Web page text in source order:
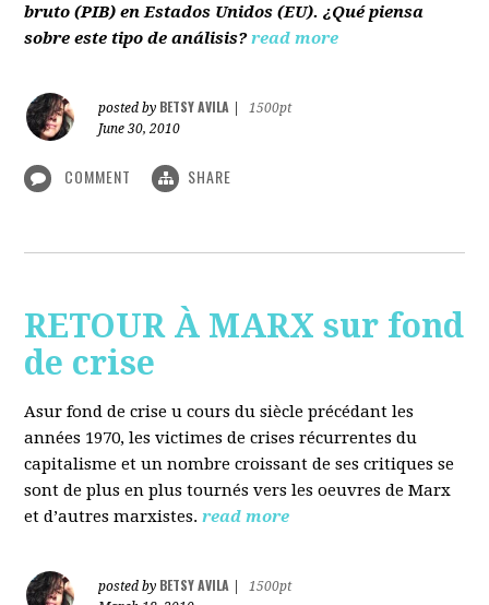
bruto(PIB)en Estados Unidos(EU). ¿Qué piensa
sobre este tipo de análisis? read more
posted by BETSY AVILA
1500pt
June 30, 2010
COMMENT SHARE
RETOUR À MARX sur fond
de crise
Asur fond de crise u cours du siècle précédant les
années 1970, les victimes de crises récurrentes du
capitalisme et un nombre croissant de ses critiques se
sont de plus en plus tournés vers les oeuvres de Marx
et d’autres marxistes. read more
posted by BETSY AVILA
1500pt